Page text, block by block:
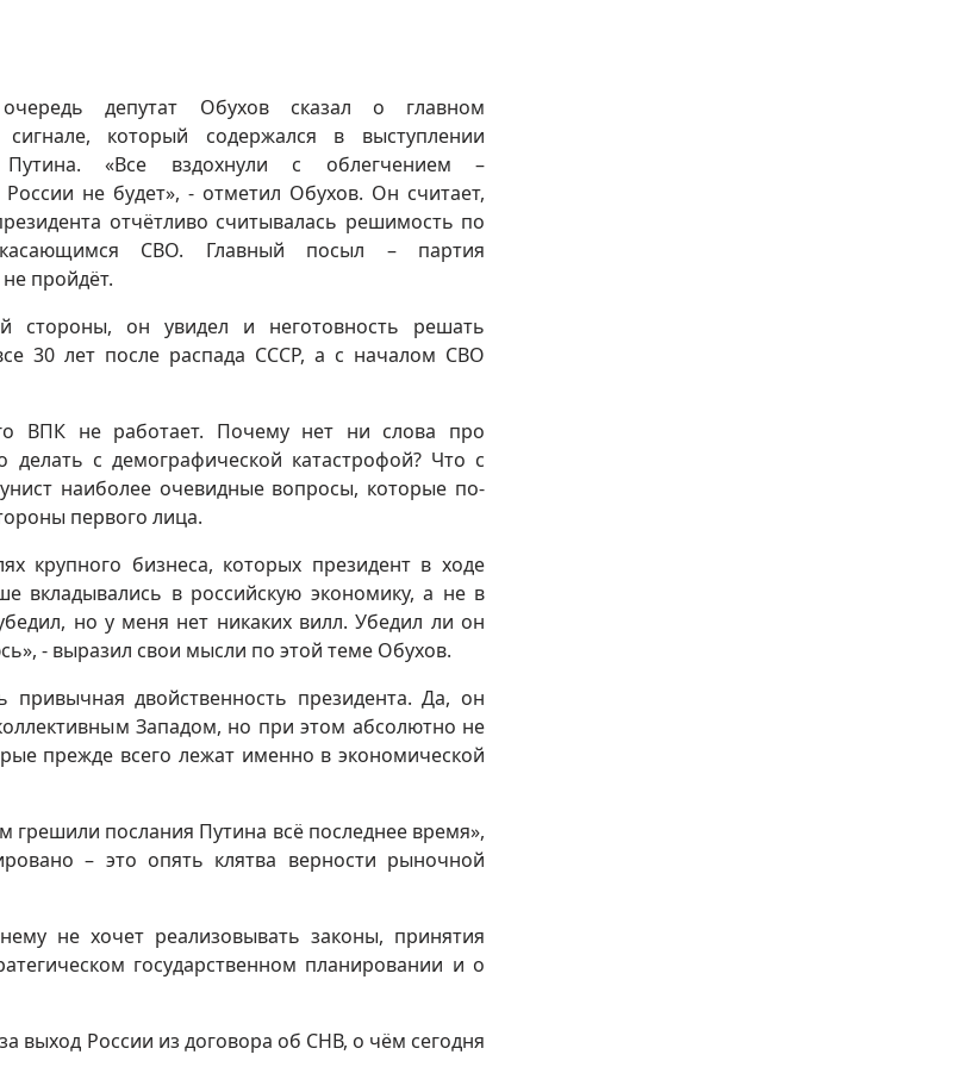
депутат Обухов сказал о главном
сигнале, который содержался в выступлении
Путина. «Все вздохнули с облегчением –
России не будет», - отметил Обухов. Он считает,
отчётливо считывалась решимость по
СВО. Главный посыл – партия
пройдёт.
стороны, он увидел и неготовность решать
30 лет после распада СССР, а с началом СВО
ВПК не работает. Почему нет ни слова про
делать с демографической катастрофой? Что с
наиболее очевидные вопросы, которые по-
первого лица.
крупного бизнеса, которых президент в ходе
вкладывались в российскую экономику, а не в
но у меня нет никаких вилл. Убедил ли он
- выразил свои мысли по этой теме Обухов.
двойственность президента. Да, он
Западом, но при этом абсолютно не
прежде всего лежат именно в экономической
послания Путина всё последнее время»,
– это опять клятва верности рыночной
не хочет реализовывать законы, принятия
государственном планировании и о
выход России из договора об СНВ, о чём сегодня